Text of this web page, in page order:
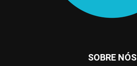
SOBRE NÓS